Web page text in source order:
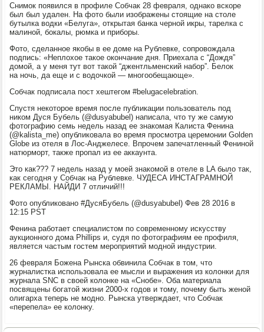
Снимок появился в профиле Собчак 28 февраля, однако вскоре
был был удален. На фото были изображены стоящие на столе
бутылка водки «Белуга», открытая банка черной икры, тарелка с
малиной, бокалы, рюмка и приборы.
Фото, сделанное якобы в ее доме на Рублевке, сопровождала
подпись: «Неплохое такое окончание дня. Приехала с “Дождя”
домой, а у меня тут вот такой “джентльменский набор”. Белок
на ночь, да еще и с водочкой — многообещающе».
Собчак подписала пост хештегом #belugacelebration.
Спустя некоторое время после публикации пользователь под
ником Дуся Бубель (@dusyabubel) написала, что ту же самую
фотографию семь недель назад ее знакомая Калиста Фенина
(@kalista_me) опубликовала во время просмотра церемонии Golden
Globe из отеля в Лос-Анджелесе. Впрочем запечатленный Фениной
натюрморт, также пропал из ее аккаунта.
Это как??? 7 недель назад у моей знакомой в отеле в LA было так,
как сегодня у Собчак на Рублевке. ЧУДЕСА ИНСТАГРАМНОЙ
РЕКЛАМЫ. НАЙДИ 7 отличий!!!
Фото опубликовано #ДусяБубель (@dusyabubel) Фев 28 2016 в
12:15 PST
Фенина работает специалистом по современному искусству
аукционного дома Phillips и, судя по фотографиям ее профиля,
является частым гостем мероприятий модной индустрии.
26 февраля Божена Рынска обвинила Собчак в том, что
журналистка использовала ее мысли и выражения из колонки для
журнала SNC в своей колонке на «Снобе». Оба материала
посвящены богатой жизни 2000-х годов и тому, почему быть женой
олигарха теперь не модно. Рынска утверждает, что Собчак
«перепела» ее колонку.